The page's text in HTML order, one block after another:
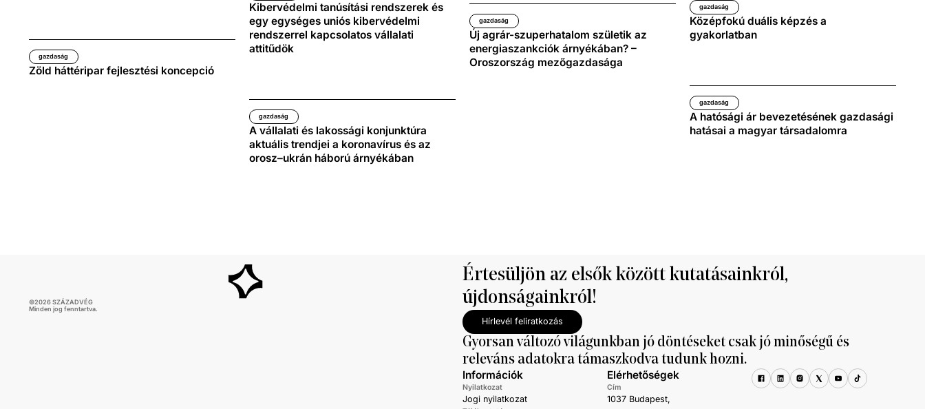
szisztematikusan alulmúlta az piaci
várakozásokat. Az európai szankciós politika
Kibervédelmi tanúsítási rendszerek és
egy egységes uniós kibervédelmi
rendszerrel kapcsolatos vállalati
attitűdök
gazdaság
Középfokú duális képzés a
gyakorlatban
gazdaság
Új agrár-szuperhatalom születik az
energiaszankciók árnyékában? –
Oroszország mezőgazdasága
gazdaság
Zöld háttéripar fejlesztési koncepció
gazdaság
A hatósági ár bevezetésének gazdasági
hatásai a magyar társadalomra
gazdaság
A vállalati és lakossági konjunktúra
aktuális trendjei a koronavírus és az
orosz–ukrán háború árnyékában
©2026SZÁZADVÉG
Minden jog fenntartva.
Értesüljön az elsők között kutatásainkról,
újdonságainkról!
Hírlevél feliratkozás
Gyorsan változó világunkban jó döntéseket csak jó minőségű és
releváns adatokra támaszkodva tudunk hozni.
Információk
Nyilatkozat
Jogi nyilatkozat
Elérhetőségek
Cím
1037 Budapest,